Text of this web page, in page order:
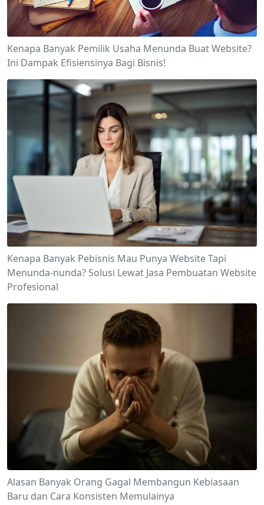
Kenapa Banyak Pemilik Usaha Menunda Buat Website?
Ini Dampak Efisiensinya Bagi Bisnis!
Kenapa Banyak Pebisnis Mau Punya Website Tapi
Menunda-nunda? Solusi Lewat Jasa Pembuatan Website
Profesional
Alasan Banyak Orang Gagal Membangun Kebiasaan
Baru dan Cara Konsisten Memulainya